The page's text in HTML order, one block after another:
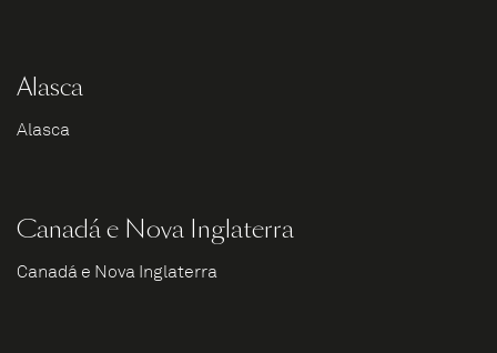
Alasca
Alasca
Canadá e Nova Inglaterra
Canadá e Nova Inglaterra